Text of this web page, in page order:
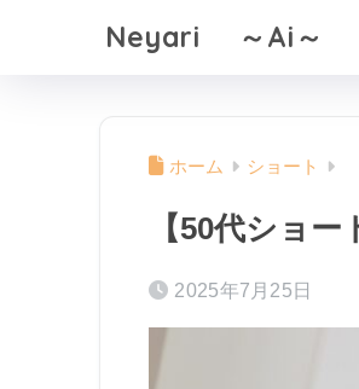
Neyari ～Ai～
ホーム ショート
【50代ショ
2025年7月25日